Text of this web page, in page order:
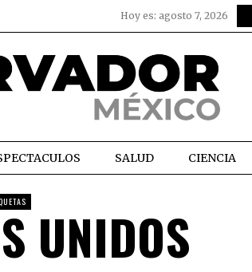
Hoy es: agosto 7, 2026
SALUD CIENCIA
UNIDOS